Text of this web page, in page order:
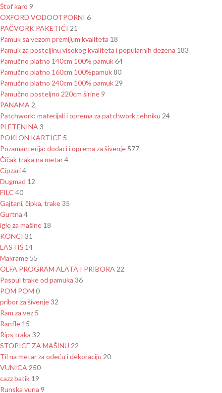
Štof karo 9
OXFORD VODOOTPORNI 6
PAČVORK PAKETIĆI 21
Pamuk sa vezom premijum kvaliteta 18
Pamuk za posteljinu visokog kvaliteta i popularnih dezena 183
Pamučno platno 140cm 100% pamuk64
Pamučno platno 160cm 100%pamuk80
Pamučno platno 240cm 100% pamuk 29
Pamučno posteljno 220cm širine 9
PANAMA 2
Patchwork: materijali i oprema za patchwork tehniku 24
PLETENINA 3
POKLON KARTICE 5
Pozamanterija: dodaci i oprema za šivenje 577
Čičak traka na metar4
Cipzari4
Dugmad 12
FILC 40
Gajtani, čipka, trake35
Gurtna 4
igle za mašine 18
KONCI 31
LASTIŠ 14
Makrame 55
OLFA PROGRAM ALATA I PRIBORA 22
Paspul trake od pamuka 36
POM POM 0
pribor za šivenje32
Ram za vez 5
Ranfle 15
Rips traka 32
STOPICE ZA MAŠINU 22
Til na metar za odeću i dekoraciju 20
VUNICA 250
cazz batik 19
Runska vuna 9